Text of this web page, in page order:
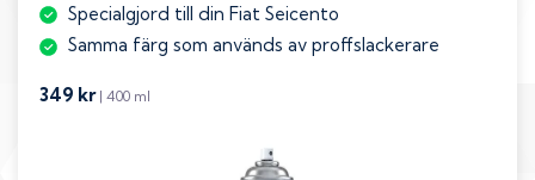
Specialgjord till din Fiat Seicento
Samma färg som används av proffslackerare
349 kr| 400 ml